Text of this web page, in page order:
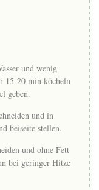
und wenig
15-20 min köcheln
geben.
und in
beiseite stellen.
und ohne Fett
bei geringer Hitze